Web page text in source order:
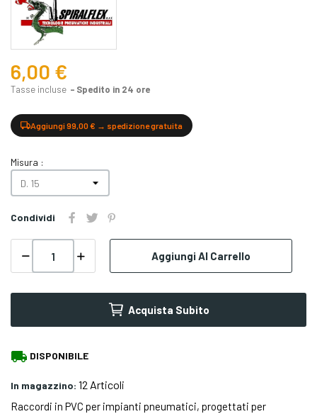
6,00 €
Tasse incluse Spedito in 24 ore
Aggiungi 99,00 € → spedizione gratuita
Misura :
Condividi
Aggiungi Al Carrello
Acquista Subito
local_shipping DISPONIBILE
In magazzino: 12 Articoli
Raccordi in PVC per impianti pneumatici, progettati per